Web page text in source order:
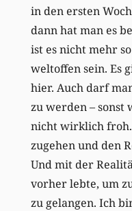
in den ersten
dann hat man es
ist es nicht mehr
weltoffen sein. Es
hier. Auch darf
zu werden – sonst
nicht wirklich froh.
zugehen und den
Und mit der
vorher lebte, um
zu gelangen. Ich